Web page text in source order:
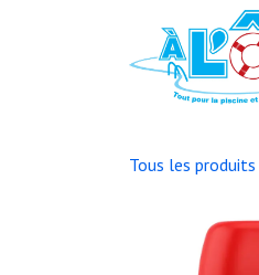
Tous les produits